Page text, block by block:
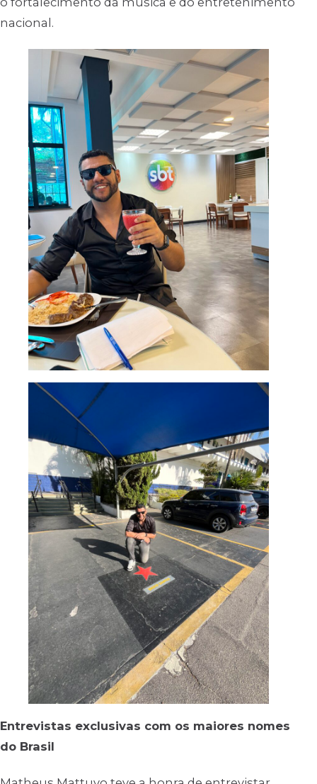
nacional.
Entrevistas exclusivas com os maiores nomes
do Brasil